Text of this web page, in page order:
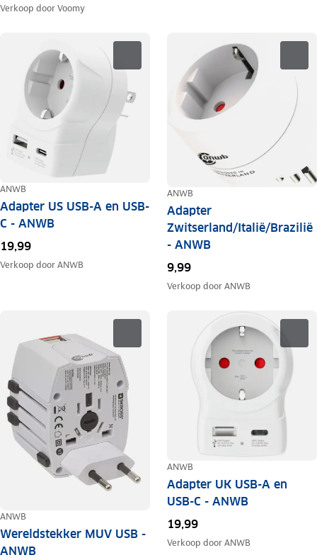
Verkoop doorVoomy
ANWB
Adapter US USB-A en USB-
C - ANWB
19,99
Verkoop doorANWB
ANWB
Adapter
Zwitserland/Italië/Brazilië
- ANWB
9,99
Verkoop doorANWB
ANWB
Wereldstekker MUV USB -
ANWB
ANWB
Adapter UK USB-A en
USB-C - ANWB
19,99
Verkoop doorANWB